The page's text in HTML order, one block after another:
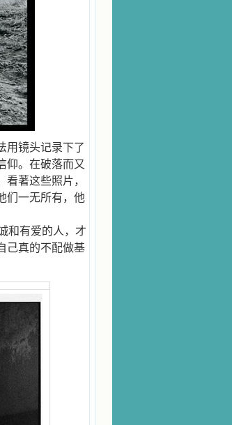
用镜头记录下了
仰。在破落而又
著这些照片，
们一无所有，他
和有爱的人，才
己真的不配做基